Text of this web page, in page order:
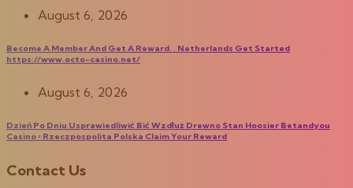
August 6, 2026
Become A Member And Get A Reward. . Netherlands Get Started
https://www.octo-casino.net/
August 6, 2026
Dzień Po Dniu Usprawiedliwić Bić Wzdłuż Drewno Stan Hoosier Betandyou
Casino ◦ Rzeczpospolita Polska Claim Your Reward
Contact Us